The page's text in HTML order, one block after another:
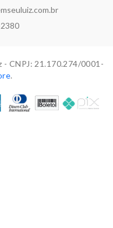
CNPJ: 21.170.274/0001-
.